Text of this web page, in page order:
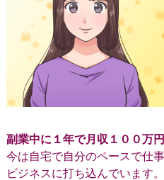
副業中に１年で月収１００万
今は自宅で自分のペースで仕
ビジネスに打ち込んでいます。